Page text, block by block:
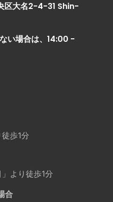
区大名2-4-31 Shin-
い場合は、14:00 -
歩1分
より徒歩1分
合